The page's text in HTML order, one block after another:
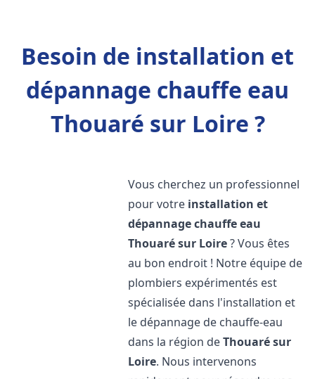
Besoin de installation et
dépannage chauffe eau
Thouaré sur Loire ?
Vous cherchez un professionnel
pour votre installation et
dépannage chauffe eau
Thouaré sur Loire? Vous êtes
au bon endroit ! Notre équipe de
plombiers expérimentés est
spécialisée dans l'installation et
le dépannage de chauffe-eau
dans la région deThouaré sur
Loire. Nous intervenons